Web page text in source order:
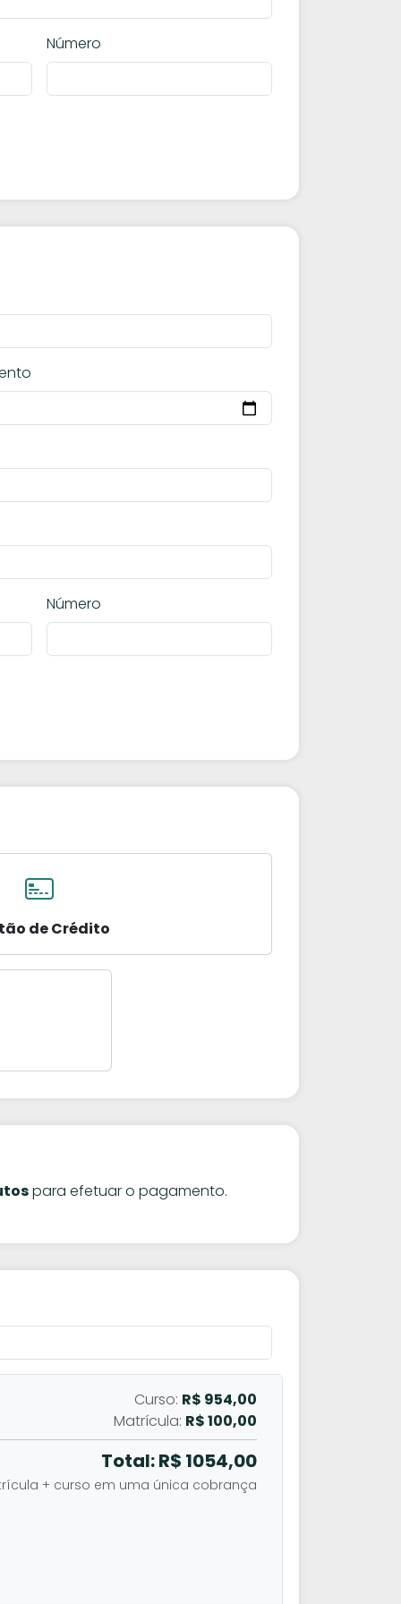
Número
Número
de Crédito
para efetuar o pagamento.
Curso: R$ 954,00
Matrícula: R$ 100,00
Total: R$ 1054,00
+ curso em uma única cobrança